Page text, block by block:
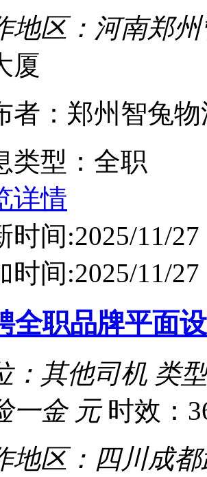
地区：河南郑
厦
者：郑州智兔
类型：全职
详情
时间:2025/11/27
时间:2025/11/27
全职品牌平面
：其他司机 类
一金 元时效：
地区：四川成